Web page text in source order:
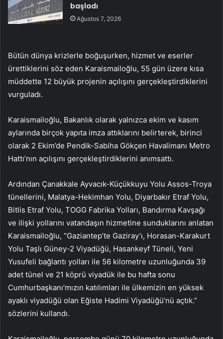
başladı
Ağustos 7, 2026
Bütün dünya krizlerle boğuşurken, hizmet ve eserler
ürettiklerini söz eden Karaismailoğlu, 55 gün üzere kısa
müddette 12 büyük projenin açılışını gerçekleştirdiklerini
vurguladı.
Karaismailoğlu, Bakanlık olarak yalnızca ekim ve kasım
aylarında birçok yapıta imza attıklarını belirterek, birinci
olarak 2 Ekim’de Pendik-Sabiha Gökçen Havalimanı Metro
Hattı’nın açılışını gerçekleştirdiklerini anımsattı.
Ardından Çanakkale Ayvacık-Küçükkuyu Yolu Assos-Troya
tünellerini, Malatya-Hekimhan Yolu, Diyarbakır Etraf Yolu,
Bitlis Etraf Yolu, TOGG Fabrika Yolları, Bandırma Kavşağı
ve ilişki yollarını vatandaşın hizmetine sunduklarını anlatan
Karaismailoğlu, “Gaziantep’te Gaziray’ı, Horasan-Karakurt
Yolu Taşlı Güney-2 Viyadüğü, Hasankeyf Tüneli, Yeni
Yusufeli bağlantı yolları ile 56 kilometre uzunluğunda 39
adet tünel ve 21 köprü viyadük ile bu hafta sonu
Cumhurbaşkanı’mızın katılımları ile ülkemizin en yüksek
ayaklı viyadüğü olan Eğiste Hadimi Viyadüğü’nü açtık.”
sözlerini kullandı.